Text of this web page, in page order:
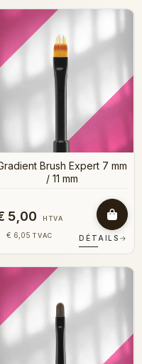
Brush Expert 7 mm
/ 11 mm
5,00 HTVA
€ 6,05 TVAC DÉTAILS →